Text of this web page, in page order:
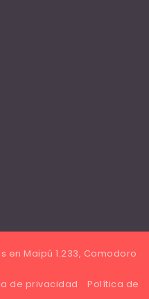
en Maipú 1.233, Comodoro
de privacidad
Política de